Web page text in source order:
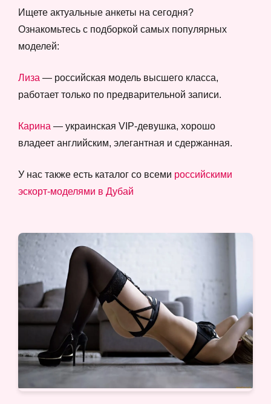
Ищете актуальные анкеты на сегодня?
Ознакомьтесь с подборкой самых популярных
моделей:
Лиза — российская модель высшего класса,
работает только по предварительной записи.
Карина — украинская VIP-девушка, хорошо
владеет английским, элегантная и сдержанная.
У нас также есть каталог со всеми российскими
эскорт-моделями в Дубай